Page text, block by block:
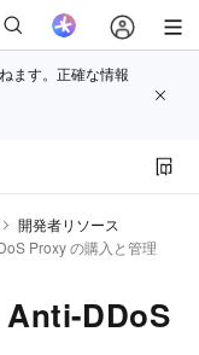
ます。正確な情報
開発者リソース
Proxy の購入と管理
DDoS